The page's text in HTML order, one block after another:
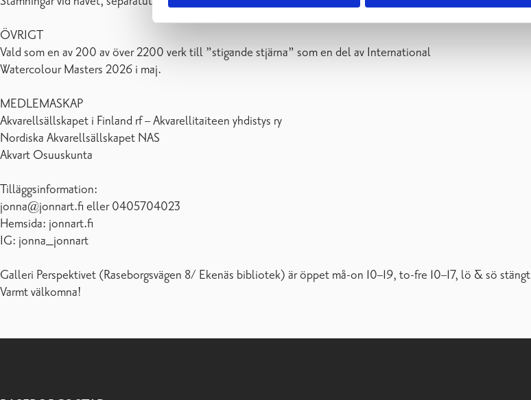
ÖVRIGT
Vald som en av 200 av över 2200 verk till ”stigande stjärna” som en del av International
Watercolour Masters 2026 i maj.
MEDLEMASKAP
Akvarellsällskapet i Finland rf – Akvarellitaiteen yhdistys ry
Nordiska Akvarellsällskapet NAS
Akvart Osuuskunta
Tilläggsinformation:
jonna@jonnart.fi eller 0405704023
Hemsida: jonnart.fi
IG: jonna_jonnart
Galleri Perspektivet (Raseborgsvägen 8/ Ekenäs bibliotek) är öppet må-on 10–19, to-fre 10–17, lö & sö stängt
Varmt välkomna!